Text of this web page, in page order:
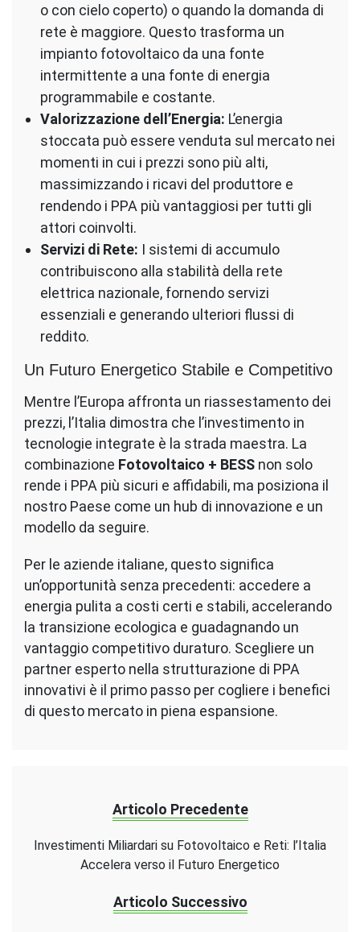
o con cielo coperto) o quando la domanda di
rete è maggiore. Questo trasforma un
impianto fotovoltaico da una fonte
intermittente a una fonte di energia
programmabile e costante.
Valorizzazione dell’Energia: L’energia
stoccata può essere venduta sul mercato nei
momenti in cui i prezzi sono più alti,
massimizzando i ricavi del produttore e
rendendo i PPA più vantaggiosi per tutti gli
attori coinvolti.
Servizi di Rete: I sistemi di accumulo
contribuiscono alla stabilità della rete
elettrica nazionale, fornendo servizi
essenziali e generando ulteriori flussi di
reddito.
Un Futuro Energetico Stabile e Competitivo
Mentre l’Europa affronta un riassestamento dei
prezzi, l’Italia dimostra che l’investimento in
tecnologie integrate è la strada maestra. La
combinazione Fotovoltaico + BESS non solo
rende i PPA più sicuri e affidabili, ma posiziona il
nostro Paese come un hub di innovazione e un
modello da seguire.
Per le aziende italiane, questo significa
un’opportunità senza precedenti: accedere a
energia pulita a costi certi e stabili, accelerando
la transizione ecologica e guadagnando un
vantaggio competitivo duraturo. Scegliere un
partner esperto nella strutturazione di PPA
innovativi è il primo passo per cogliere i benefici
di questo mercato in piena espansione.
Articolo Precedente
Investimenti Miliardari su Fotovoltaico e Reti: l’Italia
Accelera verso il Futuro Energetico
Articolo Successivo